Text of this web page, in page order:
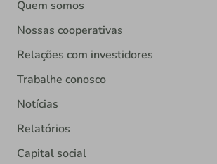
Quem somos
Nossas cooperativas
Relações com investidores
Trabalhe conosco
Notícias
Relatórios
Capital social